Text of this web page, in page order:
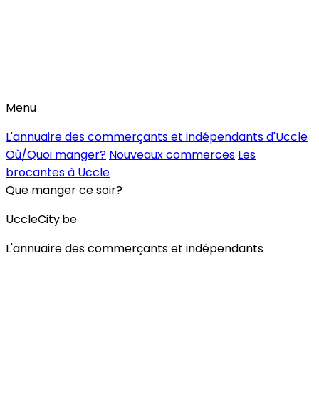
Menu
L'annuaire des commerçants et indépendants d'Uccle
Où/Quoi manger? Nouveaux commerces Les
brocantes à Uccle
Que manger ce soir?
UccleCity.be
L'annuaire des commerçants et indépendants